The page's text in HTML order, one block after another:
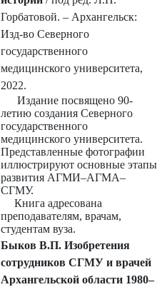
Горбатовой. – Архангельск:
Изд-во Северного
государственного
медицинского университета,
2022.
Издание посвящено 90-
летию создания Северного
государственного
медицинского университета.
Представленные фотографии
иллюстрируют основные этапы
развития АГМИ–АГМА–
СГМУ.
Книга адресована
преподавателям, врачам,
студентам вуза.
Быков В.П. Изобретения
сотрудников СГМУ и врачей
Архангельской области 1980–